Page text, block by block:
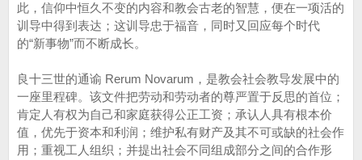
此，信仰中恒久不变的内容和教会古老的智慧，便在一项活的
训导中得到表达；这训导忠于福音，同时又回应每个时代
的“新事物”而不断成长。
良十三世的通谕 Rerum Novarum，是教会社会教导发展中的
一座里程碑。该文件把劳动和劳动者的尊严置于反思的首位；
肯定人有权为自己和家庭获得公正工资；承认人具有根本价
值，优先于资本和利润；维护私有财产及其不可或缺的社会作
用；重视工人组织；并提出社会不同组成部分之间的合作形